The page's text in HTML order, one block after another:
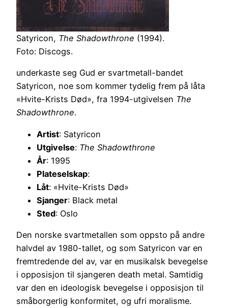
Satyricon, The Shadowthrone (1994).
Foto: Discogs.
underkaste seg Gud er svartmetall-bandet
Satyricon, noe som kommer tydelig frem på låta
«Hvite-Krists Død», fra 1994-utgivelsen The
Shadowthrone.
Artist: Satyricon
Utgivelse: The Shadowthrone
År: 1995
Plateselskap:
Låt: «Hvite-Krists Død»
Sjanger: Black metal
Sted: Oslo
Den norske svartmetallen som oppsto på andre
halvdel av 1980-tallet, og som Satyricon var en
fremtredende del av, var en musikalsk bevegelse
i opposisjon til sjangeren death metal. Samtidig
var den en ideologisk bevegelse i opposisjon til
småborgerlig konformitet, og ufri moralisme.